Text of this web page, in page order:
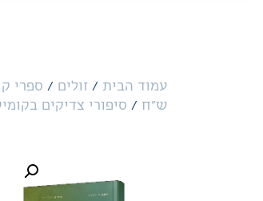
עמוד הבית / זולים / ספרי
ש"ח / סיפורי צדיקים